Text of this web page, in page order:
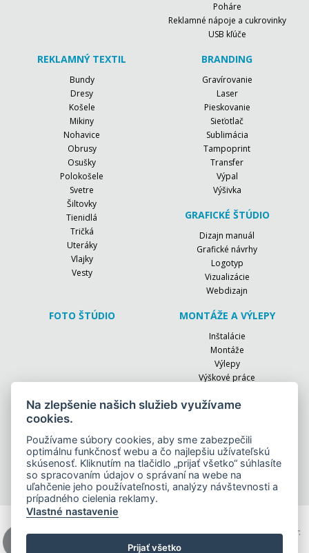
Poháre
Reklamné nápoje a cukrovinky
USB kľúče
REKLAMNÝ TEXTIL
Bundy
Dresy
Košele
Mikiny
Nohavice
Obrusy
Osušky
Polokošele
Svetre
Šiltovky
Tienidlá
Tričká
Uteráky
Vlajky
Vesty
BRANDING
Gravírovanie
Laser
Pieskovanie
Sieťotlač
Sublimácia
Tampoprint
Transfer
Výpal
Výšivka
GRAFICKÉ ŠTÚDIO
Dizajn manuál
Grafické návrhy
Logotyp
Vizualizácie
Webdizajn
FOTO ŠTÚDIO MONTÁŽE A VÝLEPY
Inštalácie
Montáže
Výlepy
Výškové práce
EVENTY
Firemné akcie
Konferencie
Oslavy
Slávnostné otvorenia
Športové dni
RÚŠKA
Hi-Reklama, s. r. o. | Komenského 11/A | 040 01 Košice | Otváracie hodiny:
PON-PIA 8:00 – 16:30 | tel.: +421 55 62 319 27, +421 55 62 333 72 |
Na zlepšenie našich služieb využívame
cookies.
Používame súbory cookies, aby sme zabezpečili
optimálnu funkčnosť webu a čo najlepšiu užívateľskú
skúsenosť. Kliknutím na tlačidlo „prijať všetko“ súhlasíte
so spracovaním údajov o správaní na webe na
uľahčenie jeho používateľnosti, analýzy návštevnosti a
prípadného cielenia reklamy.
Vlastné nastavenie
Prijať všetko